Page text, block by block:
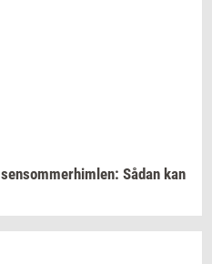
sen­som­mer­him­len: Sådan kan